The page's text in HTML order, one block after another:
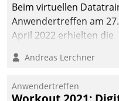
Beim virtuellen
Anwendertreffen am 27.
April 2022 erhielten die
Teilnehmer kurzweilige
Cloud-Strategien und -
Andreas Lerchner
Anwendertreffen